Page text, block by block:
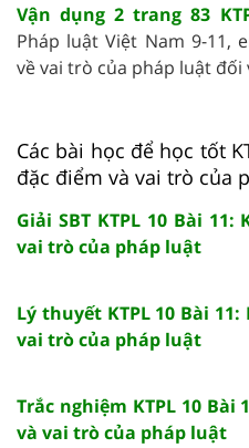
Vận dụng 2 trang 83
Pháp luật Việt Nam 9-11,
về vai trò của pháp luật đối
Các bài học để học tốt
đặc điểm và vai trò của
Giải SBT KTPL 10 Bài
vai trò của pháp luật
Lý thuyết KTPL 10 Bài
vai trò của pháp luật
Trắc nghiệm KTPL 10 Bài
và vai trò của pháp luật